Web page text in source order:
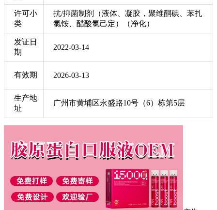
许可小
类
抗/抑菌制剂（液体、凝胶，聚维酮碘、苯扎
氯铵、醋酸氯己定）（净化）
发证日
期
2022-03-14
有效期 2026-03-13
生产地
址
广州市黄埔区永盛路10号（6）栋第5层